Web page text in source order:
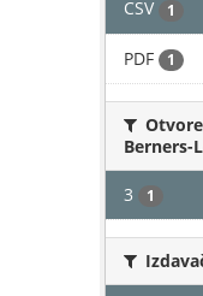
CSV 1
PDF 1
Berners-
3 1